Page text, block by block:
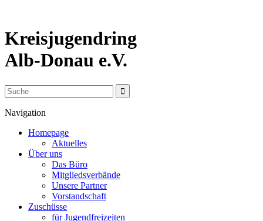
Kreisjugendring
Alb-Donau e.V.
Navigation
Homepage
Aktuelles
Über uns
Das Büro
Mitgliedsverbände
Unsere Partner
Vorstandschaft
Zuschüsse
für Jugendfreizeiten